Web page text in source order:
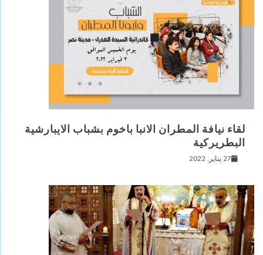
لقاء نيافة المطران الانبا باخوم بشباب الايبارشية
البطريركية
27 يناير, 2022